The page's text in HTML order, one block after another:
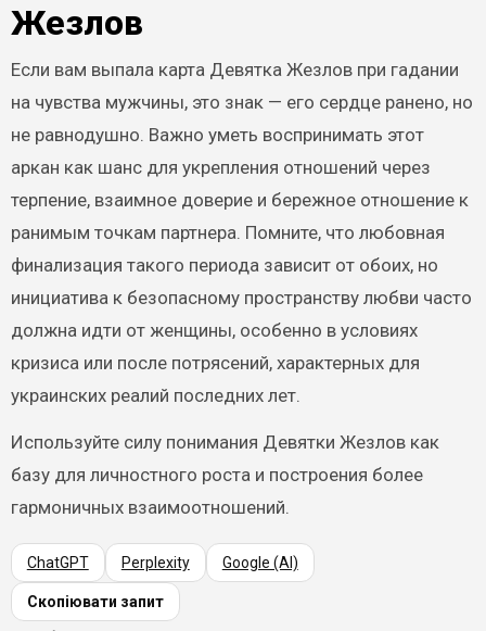
Жезлов
Если вам выпала карта Девятка Жезлов при гадании
на чувства мужчины, это знак — его сердце ранено, но
не равнодушно. Важно уметь воспринимать этот
аркан как шанс для укрепления отношений через
терпение, взаимное доверие и бережное отношение к
ранимым точкам партнера. Помните, что любовная
финализация такого периода зависит от обоих, но
инициатива к безопасному пространству любви часто
должна идти от женщины, особенно в условиях
кризиса или после потрясений, характерных для
украинских реалий последних лет.
Используйте силу понимания Девятки Жезлов как
базу для личностного роста и построения более
гармоничных взаимоотношений.
ChatGPT Perplexity Google (AI)
Скопіювати запит